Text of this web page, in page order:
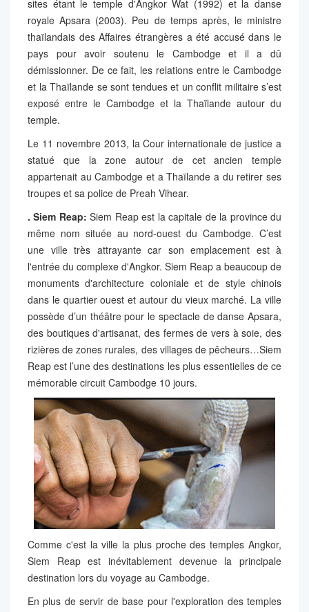
sites étant le temple d'Angkor Wat (1992) et la danse
royale Apsara (2003). Peu de temps après, le ministre
thaïlandais des Affaires étrangères a été accusé dans le
pays pour avoir soutenu le Cambodge et il a dû
démissionner. De ce fait, les relations entre le Cambodge
et la Thaïlande se sont tendues et un conflit militaire s’est
exposé entre le Cambodge et la Thaïlande autour du
temple.
Le 11 novembre 2013, la Cour internationale de justice a
statué que la zone autour de cet ancien temple
appartenait au Cambodge et a Thaïlande a du retirer ses
troupes et sa police de Preah Vihear.
. Siem Reap:Siem Reap est la capitale de la province du
même nom située au nord-ouest du Cambodge. C’est
une ville très attrayante car son emplacement est à
l'entrée du complexe d'Angkor. Siem Reap a beaucoup de
monuments d'architecture coloniale et de style chinois
dans le quartier ouest et autour du vieux marché. La ville
possède d’un théâtre pour le spectacle de danse Apsara,
des boutiques d'artisanat, des fermes de vers à soie, des
rizières de zones rurales, des villages de pêcheurs…Siem
Reap est l’une des destinations les plus essentielles de ce
mémorable circuit Cambodge 10 jours.
Comme c'est la ville la plus proche des temples Angkor,
Siem Reap est inévitablement devenue la principale
destination lors du voyage au Cambodge.
En plus de servir de base pour l'exploration des temples